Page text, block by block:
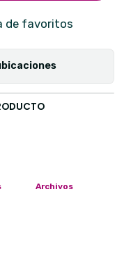
de favoritos
Archivos